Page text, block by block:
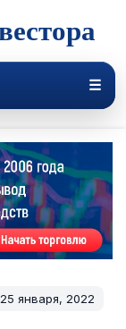
☰
25 января, 2022